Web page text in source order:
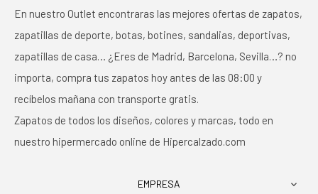
En nuestro Outlet encontraras las mejores ofertas de zapatos,
zapatillas de deporte, botas, botines, sandalias, deportivas,
zapatillas de casa… ¿Eres de Madrid, Barcelona, Sevilla…? no
importa, compra tus zapatos hoy antes de las 08:00 y
recíbelos mañana con transporte gratis.
Zapatos de todos los diseños, colores y marcas, todo en
nuestro hipermercado online de Hipercalzado.com
EMPRESA 